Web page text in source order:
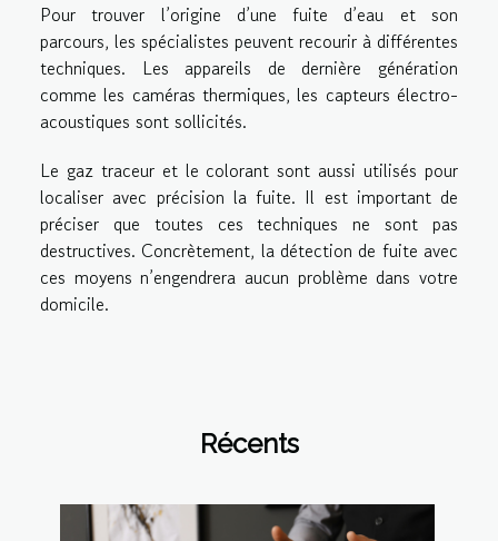
Pour trouver l’origine d’une fuite d’eau et son
parcours, les spécialistes peuvent recourir à différentes
techniques. Les appareils de dernière génération
comme les caméras thermiques, les capteurs électro-
acoustiques sont sollicités.
Le gaz traceur et le colorant sont aussi utilisés pour
localiser avec précision la fuite. Il est important de
préciser que toutes ces techniques ne sont pas
destructives. Concrètement, la détection de fuite avec
ces moyens n’engendrera aucun problème dans votre
domicile.
Récents